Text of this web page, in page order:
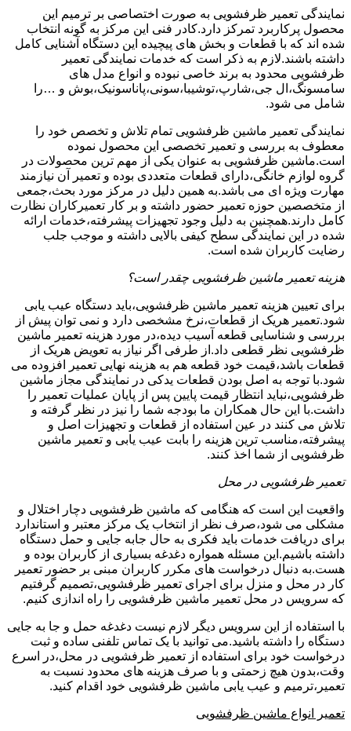
نمایندگی تعمیر ظرفشویی به صورت اختصاصی بر ترمیم این
محصول پرکاربرد تمرکز دارد.کادر فنی این مرکز به گونه انتخاب
شده اند که با قطعات و بخش های پیچیده این دستگاه آشنایی کامل
داشته باشند.لازم به ذکر است که خدمات نمایندگی تعمیر
ظرفشویی محدود به برند خاصی نبوده و انواع مدل های
سامسونگ،ال جی،شارپ،توشیبا،سونی،پاناسونیک،بوش و …را
شامل می شود.
نمایندگی تعمیر ماشین ظرفشویی تمام تلاش و تخصص خود را
معطوف به بررسی و تعمیر تخصصی این محصول نموده
است.ماشین ظرفشویی به عنوان یکی از مهم ترین محصولات در
گروه لوازم خانگی،دارای قطعات متعددی بوده و تعمیر آن نیازمند
مهارت ویژه ای می باشد.به همین دلیل در مرکز مورد بحث،جمعی
از متخصصین حوزه تعمیر حضور داشته و بر کار تعمیرکاران نظارت
کامل دارند.همچنین به دلیل وجود تجهیزات پیشرفته،خدمات ارائه
شده در این نمایندگی سطح کیفی بالایی داشته و موجب جلب
رضایت کاربران شده است.
هزینه تعمیر ماشین ظرفشویی چقدر است؟
برای تعیین هزینه تعمیر ماشین ظرفشویی،باید دستگاه عیب یابی
شود.تعمیر هریک از قطعات،نرخ مشخصی دارد و نمی توان پیش از
بررسی و شناسایی قطعه آسیب دیده،در مورد هزینه تعمیر ماشین
ظرفشویی نظر قطعی داد.از طرفی اگر نیاز به تعویض هریک از
قطعات باشد،قیمت خود قطعه هم به هزینه نهایی تعمیر افزوده می
شود.با توجه به اصل بودن قطعات یدکی در نمایندگی مجاز ماشین
ظرفشویی،نباید انتظار قیمت پایین پس از پایان عملیات تعمیر را
داشت.با این حال همکاران ما بودجه شما را نیز در نظر گرفته و
تلاش می کنند در عین استفاده از قطعات و تجهیزات اصل و
پیشرفته،مناسب ترین هزینه را بابت عیب یابی و تعمیر ماشین
ظرفشویی از شما اخذ کنند.
تعمیر ظرفشویی در محل
واقعیت این است که هنگامی که ماشین ظرفشویی دچار اختلال و
مشکلی می شود،صرف نظر از انتخاب یک مرکز معتبر و استاندارد
برای دریافت خدمات باید فکری به حال جابه جایی و حمل دستگاه
داشته باشیم.این مسئله همواره دغدغه بسیاری از کاربران بوده و
هست.به دنبال درخواست های مکرر کاربران مبنی بر حضور تعمیر
کار در محل و منزل برای اجرای تعمیر ظرفشویی،تصمیم گرفتیم
که سرویس در محل تعمیر ماشین ظرفشویی را راه اندازی کنیم.
با استفاده از این سرویس دیگر لازم نیست دغدغه حمل و جا به جایی
دستگاه را داشته باشید.می توانید با یک تماس تلفنی ساده و ثبت
درخواست خود برای استفاده از تعمیر ظرفشویی در محل،در اسرع
وقت،بدون هیچ زحمتی و با صرف هزینه های محدود نسبت به
تعمیر،ترمیم و عیب یابی ماشین ظرفشویی خود اقدام کنید.
تعمیر انواع ماشین ظرفشویی